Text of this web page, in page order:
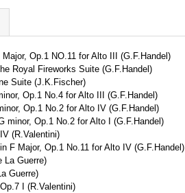
Op.1 NO.11 for Alto III (G.F.Handel)
Royal Fireworks Suite (G.F.Handel)
Suite (J.K.Fischer)
Op.1 No.4 for Alto III (G.F.Handel)
Op.1 No.2 for Alto IV (G.F.Handel)
minor, Op.1 No.2 for Alto I (G.F.Handel)
(R.Valentini)
F Major, Op.1 No.11 for Alto IV (G.F.Handel)
La Guerre)
Guerre)
I (R.Valentini)